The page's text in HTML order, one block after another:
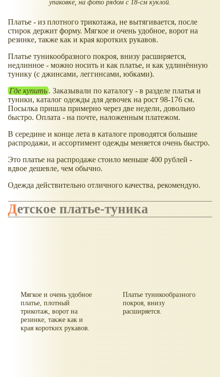
упаковке, на фото рядом с 18-см куклой.
Платье - из плотного трикотажа, не вытягивается, после
стирок держит форму. Мягкое и очень удобное, ворот на
резинке, также как и края коротких рукавов.
Платье туникообразного покроя, внизу расширяется,
недлинное - можно носить и как платье, и как удлинённую
тунику (с джинсами, леггинсами, юбками).
Где купить . Заказывали по каталогу - в разделе платья и
туники, каталог одежды для девочек на рост 98-176 см.
Посылка пришла примерно через две недели, довольно
быстро. Оплата - на почте, наложенным платежом.
В середине и конце лета в каталоге проводятся большие
распродажи, и ассортимент одежды меняется очень быстро.
Это платье на распродаже стоило меньше 400 рублей -
вдвое дешевле, чем обычно.
Одежда действительно отличного качества, рекомендую.
Детское платье-туника
Мягкое и очень удобное
платье, плотный
трикотаж, ворот на
резинке, также как и
края коротких рукавов.
Платье туникообразного
покроя, внизу
расширяется.